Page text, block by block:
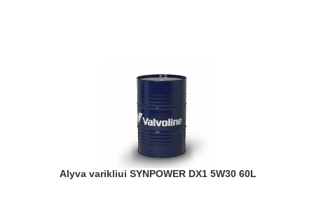
Alyva varikliui SYNPOWER DX1 5W30 60L